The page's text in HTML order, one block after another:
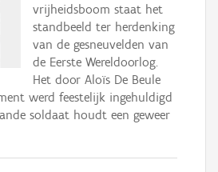
vrijheidsboom staat het
standbeeld ter herdenking
van de gesneuvelden van
de Eerste Wereldoorlog.
Het door Aloïs De Beule
werd feestelijk ingehuldigd
soldaat houdt een geweer